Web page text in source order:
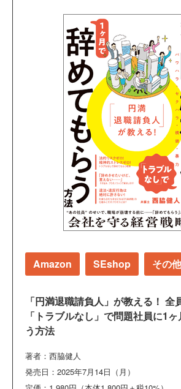
Amazon SEshop その他
「円満退職請負人」が教える！ 全
「トラブルなし」で問題社員に1
う方法
著者：西脇健人
発売日：2025年7月14日（月）